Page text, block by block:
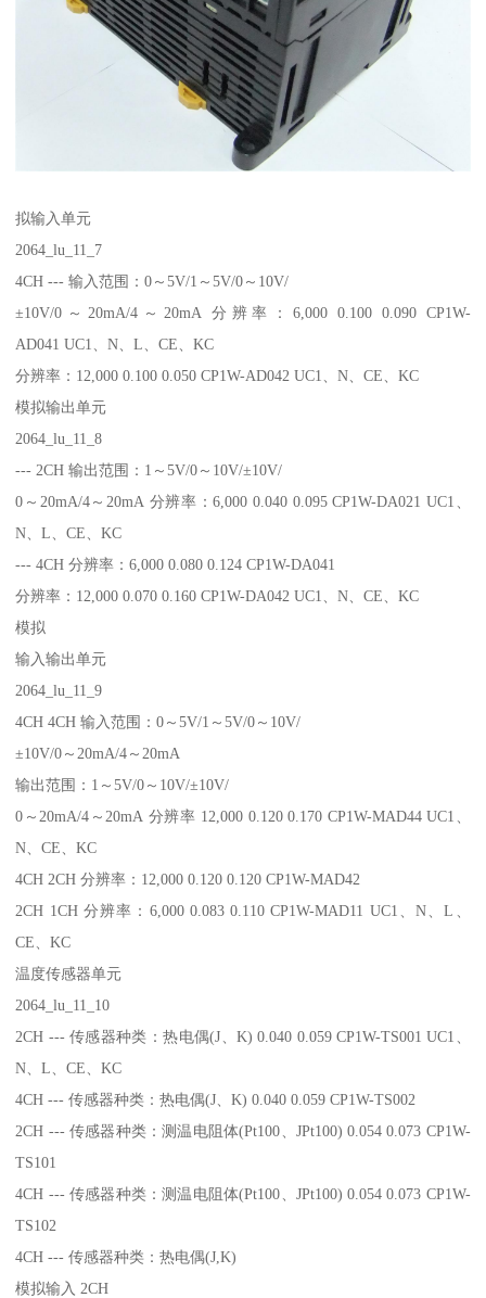
拟输入单元
2064_lu_11_7
4CH --- 输入范围：0～5V/1～5V/0～10V/
±10V/0～20mA/4～20mA 分辨率：6,000 0.100 0.090 CP1W-
AD041 UC1、N、L、CE、KC
分辨率：12,000 0.100 0.050 CP1W-AD042 UC1、N、CE、KC
模拟输出单元
2064_lu_11_8
--- 2CH 输出范围：1～5V/0～10V/±10V/
0～20mA/4～20mA 分辨率：6,000 0.040 0.095 CP1W-DA021 UC1、
N、L、CE、KC
--- 4CH 分辨率：6,000 0.080 0.124 CP1W-DA041
分辨率：12,000 0.070 0.160 CP1W-DA042 UC1、N、CE、KC
模拟
输入输出单元
2064_lu_11_9
4CH 4CH 输入范围：0～5V/1～5V/0～10V/
±10V/0～20mA/4～20mA
输出范围：1～5V/0～10V/±10V/
0～20mA/4～20mA 分辨率 12,000 0.120 0.170 CP1W-MAD44 UC1、
N、CE、KC
4CH 2CH 分辨率：12,000 0.120 0.120 CP1W-MAD42
2CH 1CH 分辨率：6,000 0.083 0.110 CP1W-MAD11 UC1、N、L、
CE、KC
温度传感器单元
2064_lu_11_10
2CH --- 传感器种类：热电偶(J、K) 0.040 0.059 CP1W-TS001 UC1、
N、L、CE、KC
4CH --- 传感器种类：热电偶(J、K) 0.040 0.059 CP1W-TS002
2CH --- 传感器种类：测温电阻体(Pt100、JPt100) 0.054 0.073 CP1W-
TS101
4CH --- 传感器种类：测温电阻体(Pt100、JPt100) 0.054 0.073 CP1W-
TS102
4CH --- 传感器种类：热电偶(J,K)
模拟输入 2CH